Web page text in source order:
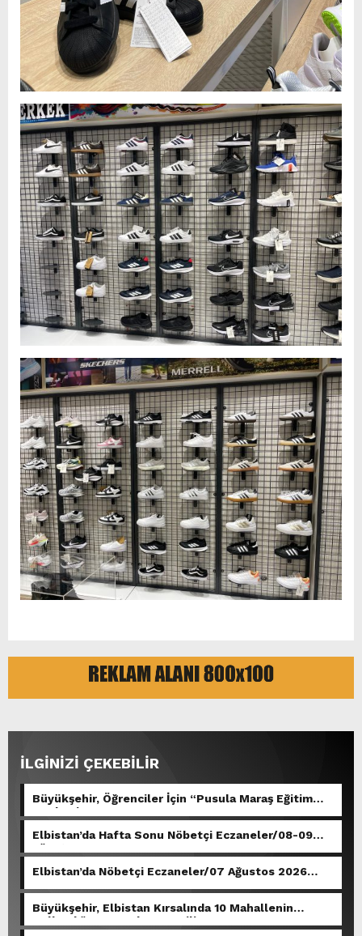
İLGİNİZİ ÇEKEBİLİR
Büyükşehir, Öğrenciler İçin “Pusula Maraş Eğitim
Merkezi” Açıyor.
Elbistan’da Hafta Sonu Nöbetçi Eczaneler/08-09
Ağustos 2026
Elbistan’da Nöbetçi Eczaneler/07 Ağustos 2026
Büyükşehir, Elbistan Kırsalında 10 Mahallenin
Kullandığı Grup Yolunu Yeniliyor.